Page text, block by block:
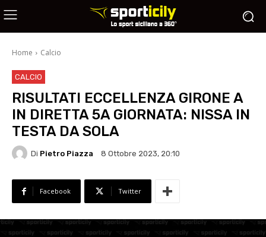
Home Calcio
CALCIO
RISULTATI ECCELLENZA GIRONE A
IN DIRETTA 5A GIORNATA: NISSA IN
TESTA DA SOLA
Di Pietro Piazza 8 Ottobre 2023, 20:10
Facebook Twitter